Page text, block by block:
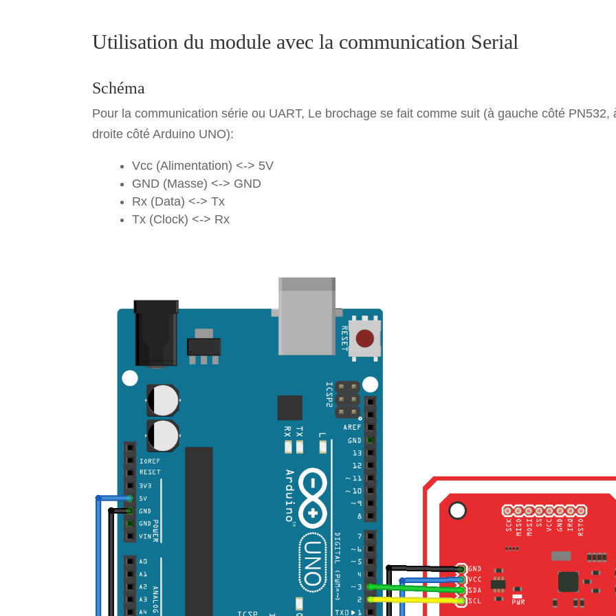
Utilisation du module avec la communication Serial
Schéma
Pour la communication série ou UART, Le brochage se fait comme suit (à gauche côté PN532,
droite côté Arduino UNO):
Vcc (Alimentation) <-> 5V
GND (Masse) <-> GND
Rx (Data) <-> Tx
Tx (Clock) <-> Rx